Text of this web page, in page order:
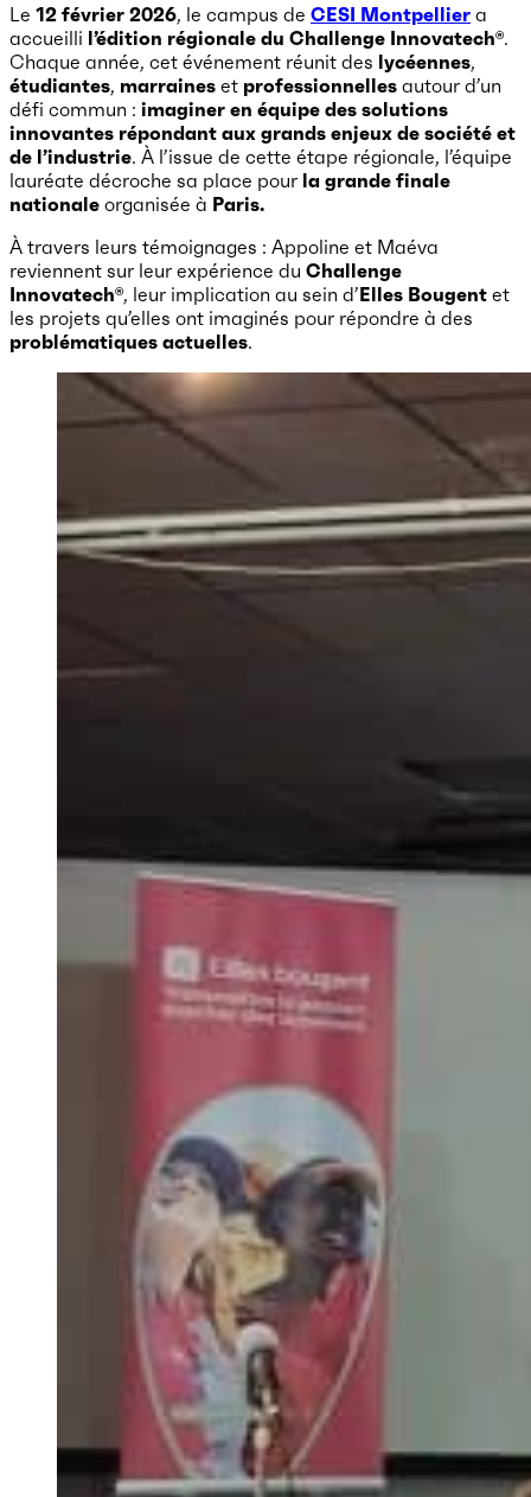
Le 12 février 2026, le campus de CESI Montpellier a
accueilli l’édition régionale du Challenge Innovatech®.
Chaque année, cet événement réunit des lycéennes,
étudiantes, marraines et professionnelles autour d’un
défi commun : imaginer en équipe des solutions
innovantes répondant aux grands enjeux de société et
de l’industrie. À l’issue de cette étape régionale, l’équipe
lauréate décroche sa place pour la grande finale
nationale organisée à Paris.
À travers leurs témoignages : Appoline et Maéva
reviennent sur leur expérience du Challenge
Innovatech®, leur implication au sein d’Elles Bougent et
les projets qu’elles ont imaginés pour répondre à des
problématiques actuelles.